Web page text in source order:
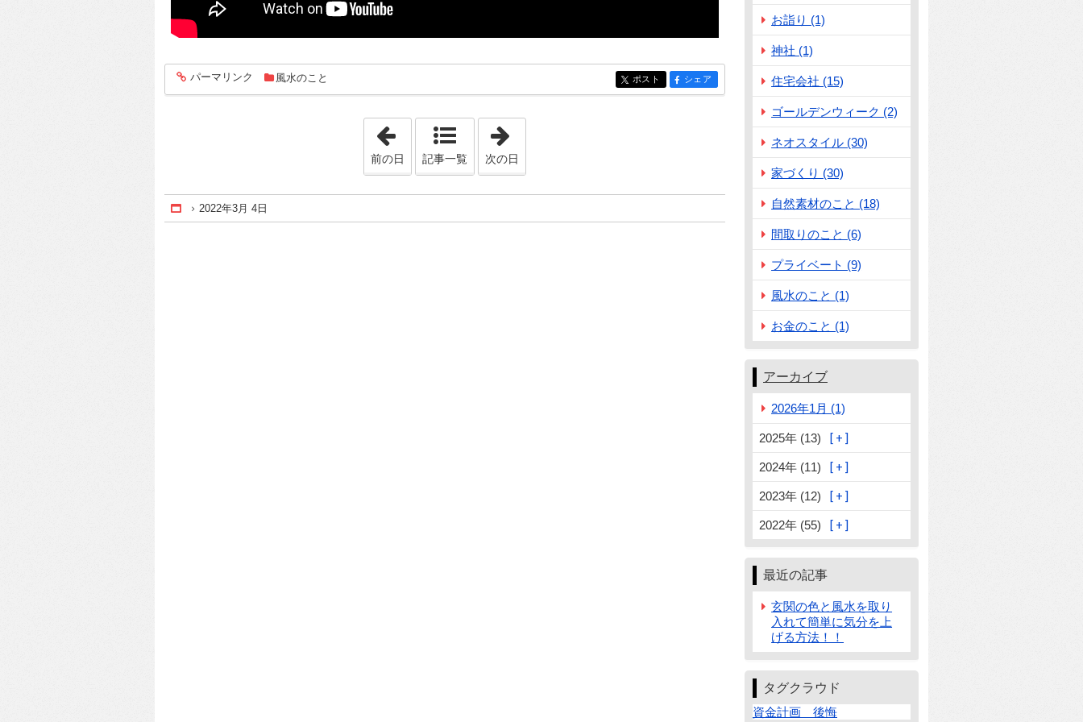
entry124
パーマリンク 風水のこと entry124
ポスト entry124
シェア
「2022年2月26日」
前の日 記事一覧 次の日
Home
2022年3月 4日
お詣り (1)
神社 (1)
住宅会社 (15)
ゴールデンウィーク (2)
ネオスタイル (30)
家づくり (30)
自然素材のこと (18)
間取りのこと (6)
プライベート (9)
風水のこと (1)
お金のこと (1)
アーカイブ
2026年1月 (1)
2025年 (13)
2024年 (11)
2023年 (12)
2022年 (55)
最近の記事
玄関の色と風水を取り
入れて簡単に気分を上
げる方法！！
タグクラウド
資金計画 後悔